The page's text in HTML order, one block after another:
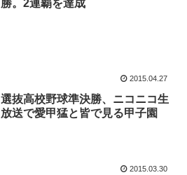
勝。2連覇を達成
2015.04.27
選抜高校野球準決勝、ニコニコ生
放送で愛甲猛と皆で見る甲子園
2015.03.30